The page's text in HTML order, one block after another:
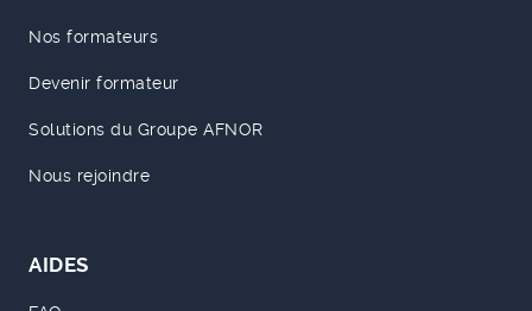
Nos formateurs
Devenir formateur
Solutions du Groupe AFNOR
Nous rejoindre
AIDES